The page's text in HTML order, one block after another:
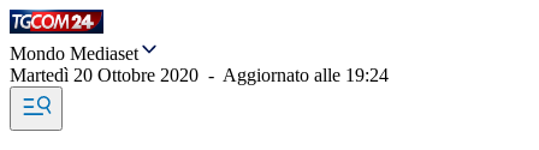
Mondo Mediaset
Martedì 20 Ottobre 2020 - Aggiornato alle 19:24